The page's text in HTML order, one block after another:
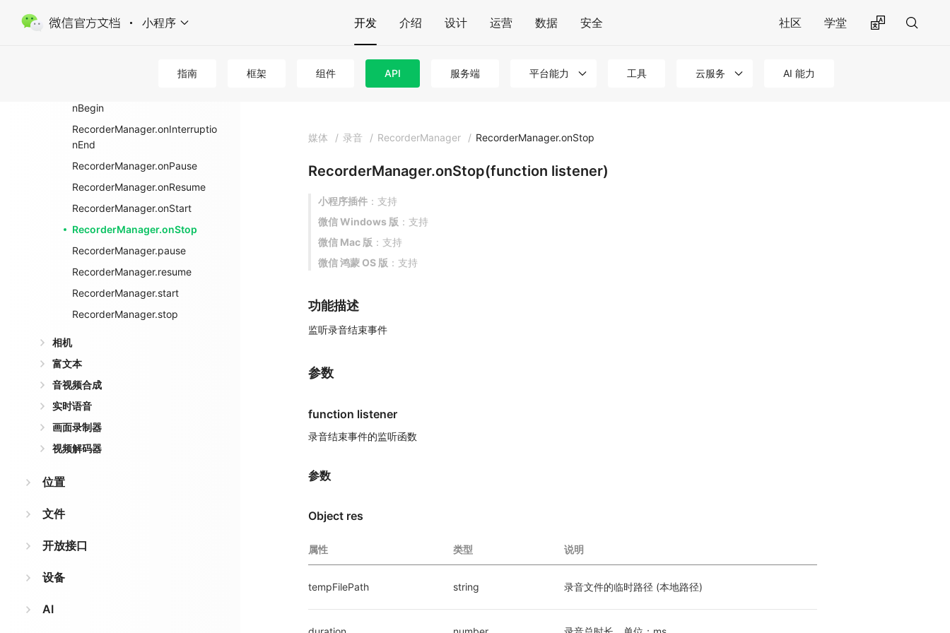
小程序 开发 介绍 设计 运营 数据 安全 社区 学堂
指南 框架 组件 API 服务端 平台能力 工具 云服务 AI 能力
RecorderManager
nBegin
RecorderManager.onInterruptio
nEnd
RecorderManager.onPause
RecorderManager.onResume
RecorderManager.onStart
RecorderManager.onStop
RecorderManager.pause
RecorderManager.resume
RecorderManager.start
RecorderManager.stop
相机
富文本
音视频合成
实时语音
画面录制器
视频解码器
位置
文件
开放接口
设备
AI
媒体 / 录音 / RecorderManager / RecorderManager.onStop
RecorderManager.onStop(function listener)
小程序插件 ：支持
微信 Windows 版 ：支持
微信 Mac 版 ：支持
微信 鸿蒙 OS 版 ：支持
功能描述
监听录音结束事件
参数
function listener
录音结束事件的监听函数
参数
Object res
属性 类型 说明
tempFilePath string 录音文件的临时路径 (本地路径)